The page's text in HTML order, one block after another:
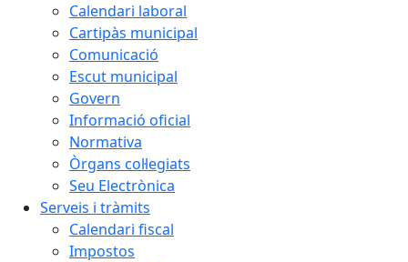
Calendari laboral
Cartipàs municipal
Comunicació
Escut municipal
Govern
Informació oficial
Normativa
Òrgans col·legiats
Seu Electrònica
Serveis i tràmits
Calendari fiscal
Impostos